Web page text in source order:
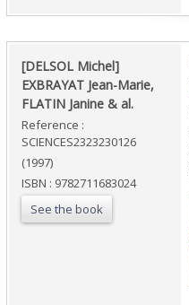
‎[DELSOL Michel]
EXBRAYAT Jean-Marie,
FLATIN Janine & al.‎
Reference :
SCIENCES2323230126
(1997)
ISBN : 9782711683024
See the book